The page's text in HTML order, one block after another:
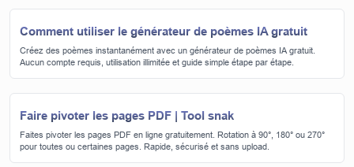
Comment utiliser le générateur de poèmes IA gratuit
Créez des poèmes instantanément avec un générateur de poèmes IA gratuit.
Aucun compte requis, utilisation illimitée et guide simple étape par étape.
Faire pivoter les pages PDF | Tool snak
Faites pivoter les pages PDF en ligne gratuitement. Rotation à 90°, 180° ou 270°
pour toutes ou certaines pages. Rapide, sécurisé et sans upload.